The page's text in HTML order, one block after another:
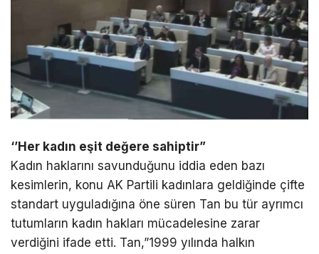
‘’Her kadın eşit değere sahiptir”
Kadın haklarını savunduğunu iddia eden bazı
kesimlerin, konu AK Partili kadınlara geldiğinde çifte
standart uyguladığına öne süren Tan bu tür ayrımcı
tutumların kadın hakları mücadelesine zarar
verdiğini ifade etti. Tan,”1999 yılında halkın